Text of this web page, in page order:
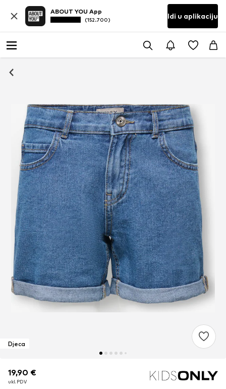
ABOUT YOU App
(152.700) Idi u aplikaciju
Djeca
19,90 €
ukl. PDV
19,90 €
ukl. PDV